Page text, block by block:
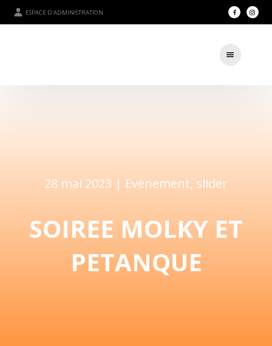
ESPACE D'ADMINISTRATION
28 mai 2023 | Evènement, slider
SOIREE MOLKY ET
PETANQUE